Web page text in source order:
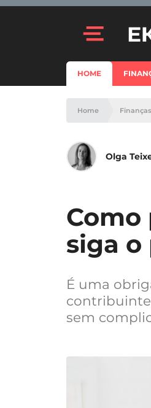
HOME
Home
Olga
Como
siga o
É uma
sem